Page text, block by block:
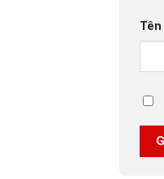
Tên